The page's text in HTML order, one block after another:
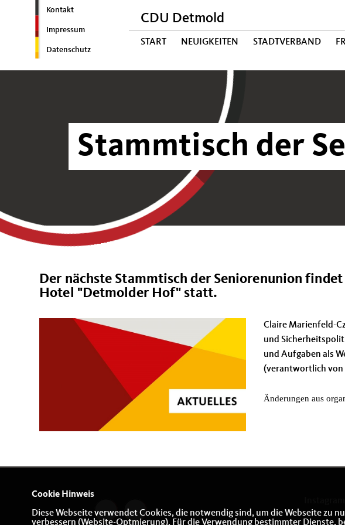
Kontakt
Impressum
Datenschutz
CDU Detmold
START NEUIGKEITEN STADTVERBAND
Stammtisch der
Der nächste Stammtisch der Seniorenunion
Hotel "Detmolder Hof" statt.
Claire Marienfeld-
und
und Aufgaben als
(verantwortlich von
Änderungen aus
Cookie Hinweis
Diese Webseite verwendet Cookies, die notwendig sind, um die Webseite
verbessern (Website-Optmierung). Für die Verwendung bestimmter